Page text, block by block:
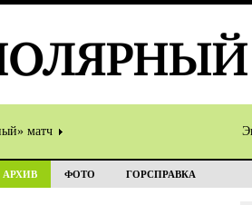
матч
АРХИВ ФОТО ГОРСПРАВКА